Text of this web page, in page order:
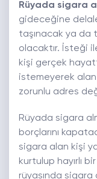
Rüyada sigara
gideceğine
taşınacak ya da
olacaktır. İsteği
kişi gerçek
istemeyerek
zorunlu adres
Rüyada sigara
borçlarını
sigara alan kişi
kurtulup hayırlı
rüyasında sigara